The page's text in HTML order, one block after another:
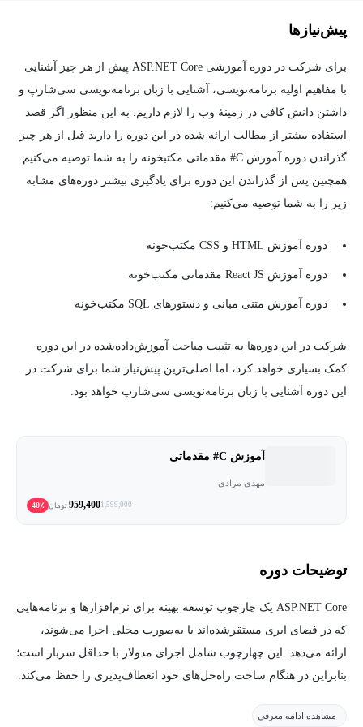
پیش‌نیاز‌ها
برای شرکت در دوره آموزشی ASP.NET Core پیش از هر چیز آشنایی
با مفاهیم اولیه برنامه‌­نویسی، آشنایی با زبان برنامه‌نویسی سی‌شارپ و
داشتن دانش کافی در زمینهٔ وب را لازم داریم. به این منظور اگر قصد
استفاده بیشتر از مطالب ارائه‌ شده در این دوره را دارید قبل از هر چیز
گذراندن دوره آموزش C# مقدماتی
مکتب­خونه را به شما توصیه می‌­کنیم.
همچنین پس از گذراندن این دوره برای یادگیری بیشتر دوره‌­های مشابه
زیر را به شما توصیه می‌کنیم:
دوره آموزش HTML و CSS مکتب­‌خونه
دوره آموزش React JS مقدماتی مکتب­‌خونه
دوره آموزش متنی مبانی و دستورهای SQL مکتب‌خونه
شرکت در این دوره‌­ها به تثبیت مباحث آموزش‌داده‌‌شده در این دوره
کمک بسیاری خواهد کرد، اما اصلی‌­ترین پیش‌­نیاز شما برای شرکت در
این دوره آشنایی با زبان برنامه­‌نویسی سی‌شارپ خواهد بود.
آموزش C# مقدماتی
مهدی مرادی
1,599,000
959,400 تومان 40٪
توضیحات دوره
ASP.NET Core یک چارچوب توسعه بهینه برای نرم‌افزارها و برنامه‌هایی
که در فضای ابری مستقرشده‌اند یا به‌صورت محلی اجرا می‌شوند،
ارائه می‌دهد. این چهارچوب شامل اجزای مدولار با حداقل سربار است؛
بنابراین در هنگام ساخت راه‌حل‌های خود انعطاف‌پذیری را حفظ می‌کند.
برنامه‌نویسی بسیار مورداستفاده قرار می‌گیرد.
مشاهده ادامه معرفی